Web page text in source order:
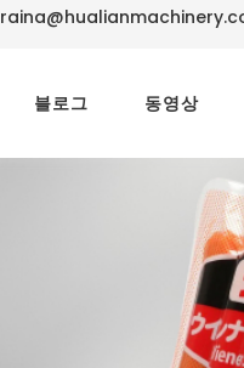
블로그 동영상